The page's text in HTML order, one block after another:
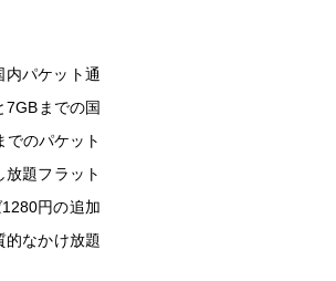
パケット通
までの国
のパケット
題フラット
円の追加
的なかけ放題